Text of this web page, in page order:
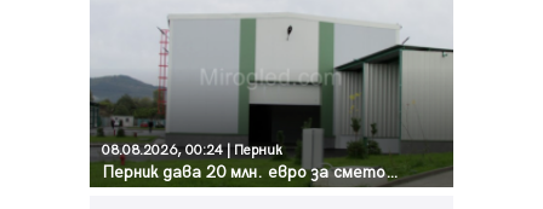
08.08.2026, 00:24 | Перник
Перник дава 20 млн. евро за сметопочистване